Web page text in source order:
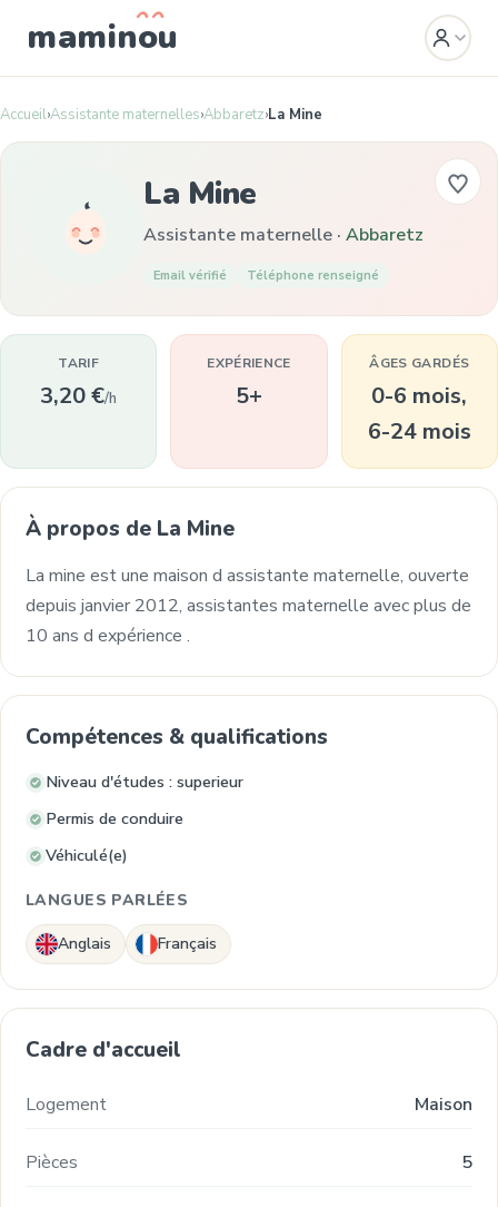
maminou
Accueil›Assistante maternelles›Abbaretz›La Mine
La Mine
Assistante maternelle · Abbaretz
Email vérifié Téléphone renseigné
TARIF
3,20 €/h
EXPÉRIENCE
5+
ÂGES GARDÉS
0-6 mois,
6-24 mois
À propos de La Mine
La mine est une maison d assistante maternelle, ouverte
depuis janvier 2012, assistantes maternelle avec plus de
10 ans d expérience .
Compétences & qualifications
Niveau d'études : superieur
Permis de conduire
Véhiculé(e)
LANGUES PARLÉES
Anglais Français
Cadre d'accueil
Logement Maison
Pièces 5